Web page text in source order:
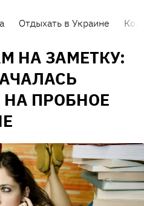
Отдыхать в Украине
НА ЗАМЕТКУ:
НА ПРОБНОЕ